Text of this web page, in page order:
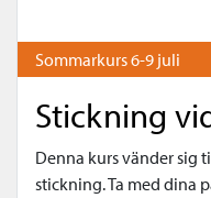
Sommarkurs 6-9 juli
Stickning
Denna kurs vänder sig
stickning. Ta med dina